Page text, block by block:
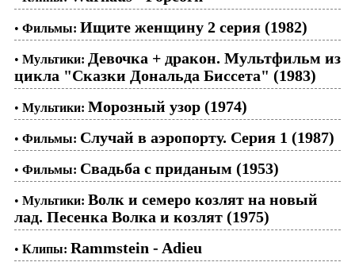
• Фильмы: Ищите женщину 2 серия (1982)
• Мультики: Девочка + дракон. Мультфильм из
цикла "Сказки Дональда Биссета" (1983)
• Мультики: Морозный узор (1974)
• Фильмы: Случай в аэропорту. Серия 1 (1987)
• Фильмы: Свадьба с приданым (1953)
• Мультики: Волк и семеро козлят на новый
лад. Песенка Волка и козлят (1975)
• Клипы: Rammstein - Adieu